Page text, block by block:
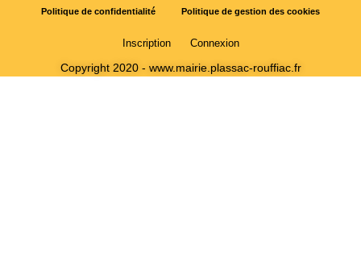
Politique de confidentialité Politique de gestion des cookies
Inscription Connexion
Copyright 2020 - www.mairie.plassac-rouffiac.fr